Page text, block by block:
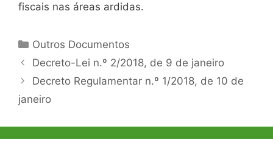
fiscais nas áreas ardidas.
Categorias
Outros Documentos
Navegação
de
Decreto-Lei n.º 2/2018, de 9 de janeiro
Decreto Regulamentar n.º 1/2018, de 10 de
janeiro